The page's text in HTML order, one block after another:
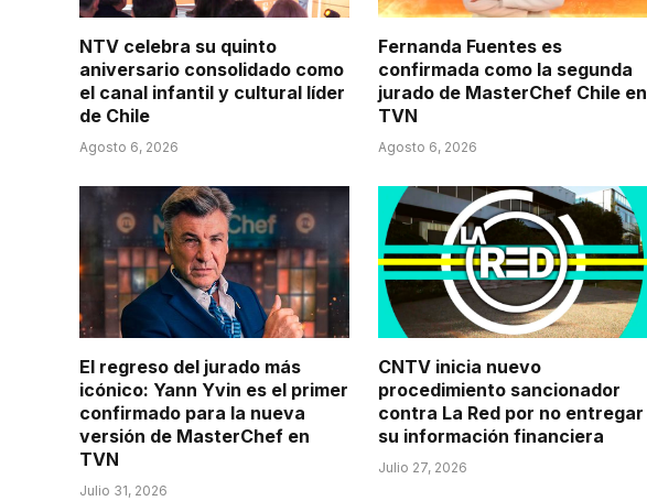
NTV celebra su quinto
aniversario consolidado como
el canal infantil y cultural líder
de Chile
Agosto 6, 2026
Fernanda Fuentes es
confirmada como la segunda
jurado de MasterChef Chile en
TVN
Agosto 6, 2026
El regreso del jurado más
icónico: Yann Yvin es el primer
confirmado para la nueva
versión de MasterChef en
TVN
Julio 31, 2026
CNTV inicia nuevo
procedimiento sancionador
contra La Red por no entregar
su información financiera
Julio 27, 2026